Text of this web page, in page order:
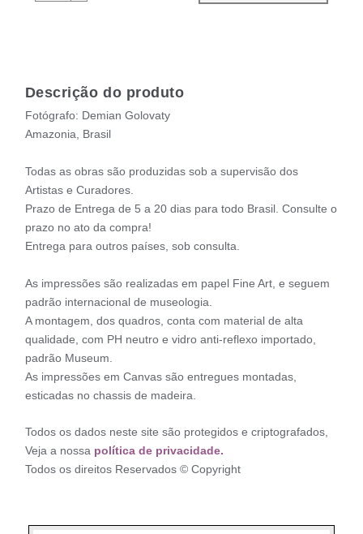
Descrição do produto
Fotógrafo: Demian Golovaty
Amazonia, Brasil
Todas as obras são produzidas sob a supervisão dos
Artistas e Curadores.
Prazo de Entrega de 5 a 20 dias para todo Brasil. Consulte o
prazo no ato da compra!
Entrega para outros países, sob consulta.
As impressões são realizadas em papel Fine Art, e seguem
padrão internacional de museologia.
A montagem, dos quadros, conta com material de alta
qualidade, com PH neutro e vidro anti-reflexo importado,
padrão Museum.
As impressões em Canvas são entregues montadas,
esticadas no chassis de madeira.
Todos os dados neste site são protegidos e criptografados,
Veja a nossa política de privacidade.
Todos os direitos Reservados © Copyright